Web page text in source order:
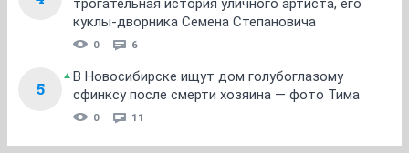
трогательная история уличного артиста, его
куклы-дворника Семена Степановича
0 6
5
В Новосибирске ищут дом голубоглазому
сфинксу после смерти хозяина — фото Тима
0 11